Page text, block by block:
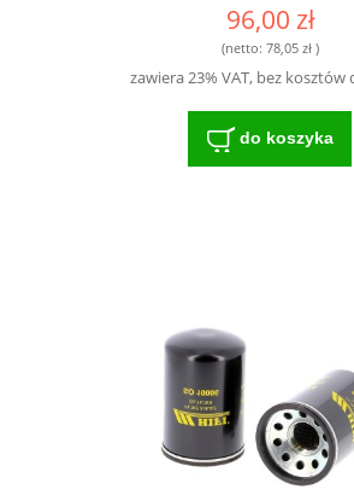
96,00 zł
(netto: 78,05 zł)
zawiera 23% VAT, bez kosztów
do koszyka